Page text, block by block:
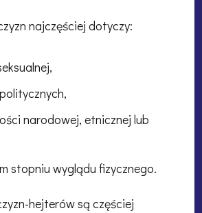
najczęściej dotyczy:
narodowej, etnicznej lub
stopniu wyglądu fizycznego.
hejterów są częściej